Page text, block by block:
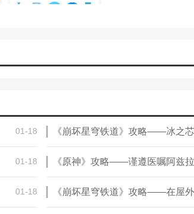
01-18 《崩坏星穹铁道》攻略——冰之
01-18
01-18